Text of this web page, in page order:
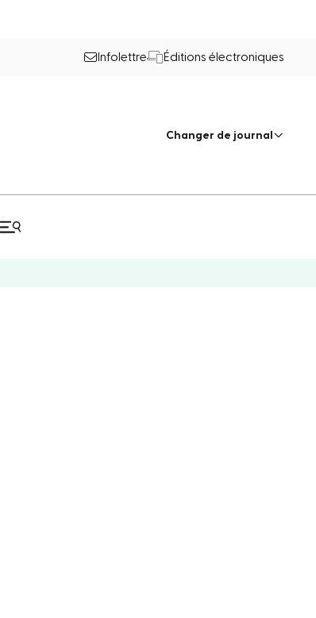
Infolettre Éditions électroniques
Changer de journal